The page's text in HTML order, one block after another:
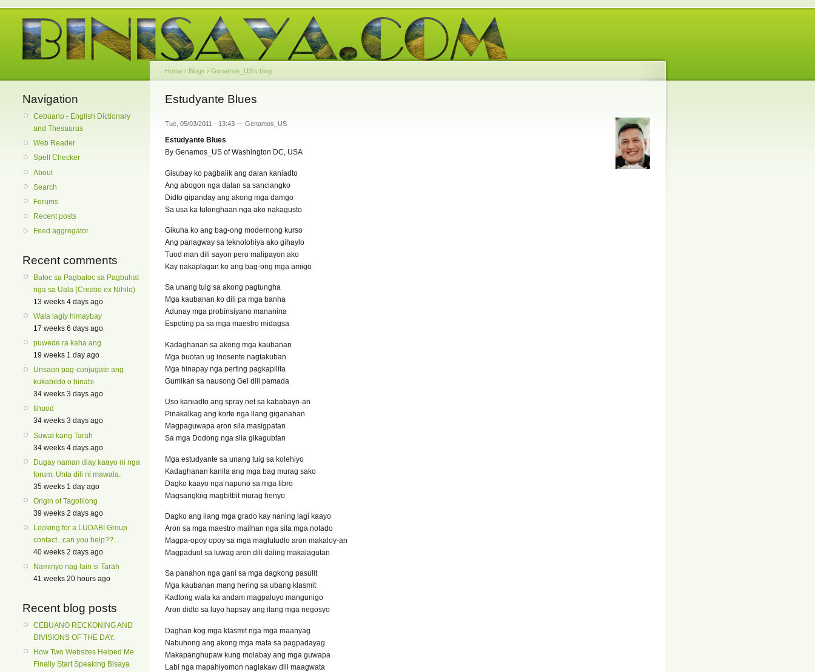
Navigation
Cebuano - English Dictionary
and Thesaurus
Web Reader
Spell Checker
About
Search
Forums
Recent posts
Feed aggregator
Recent comments
Batoc sa Pagbatoc sa Pagbuhat
nga sa Uala (Creatio ex Nihilo)
13 weeks 4 days ago
Wala lagiy himaybay
17 weeks 6 days ago
puwede ra kaha ang
19 weeks 1 day ago
Unsaon pag-conjugate ang
kukabildo o hinabi
34 weeks 3 days ago
tinuod
34 weeks 3 days ago
Suwat kang Tarah
34 weeks 4 days ago
Dugay naman diay kaayo ni nga
forum. Unta dili ni mawala.
35 weeks 1 day ago
Origin of Tagolilong
39 weeks 2 days ago
Looking for a LUDABI Group
contact...can you help??....
40 weeks 2 days ago
Naminyo nag lain si Tarah
41 weeks 20 hours ago
Recent blog posts
CEBUANO RECKONING AND
DIVISIONS OF THE DAY.
How Two Websites Helped Me
Finally Start Speaking Bisaya
Home › Blogs › Genamos_US's blog
Estudyante Blues
Tue, 05/03/2011 - 13:43 — Genamos_US
Estudyante Blues
By Genamos_US of Washington DC, USA
Gisubay ko pagbalik ang dalan kaniadto
Ang abogon nga dalan sa sanciangko
Didto gipanday ang akong mga damgo
Sa usa ka tulonghaan nga ako nakagusto
Gikuha ko ang bag-ong modernong kurso
Ang panagway sa teknolohiya ako gihaylo
Tuod man dili sayon pero malipayon ako
Kay nakaplagan ko ang bag-ong mga amigo
Sa unang tuig sa akong pagtungha
Mga kaubanan ko dili pa mga banha
Adunay mga probinsiyano mananina
Espoting pa sa mga maestro midagsa
Kadaghanan sa akong mga kaubanan
Mga buotan ug inosente nagtakuban
Mga hinapay nga perting pagkapilita
Gumikan sa nausong Gel dili pamada
Uso kaniadto ang spray net sa kababayn-an
Pinakalkag ang korte nga ilang giganahan
Magpaguwapa aron sila masigpatan
Sa mga Dodong nga sila gikagubtan
Mga estudyante sa unang tuig sa kolehiyo
Kadaghanan kanila ang mga bag murag sako
Dagko kaayo nga napuno sa mga libro
Magsangkiig magbitbit murag henyo
Dagko ang ilang mga grado kay naning lagi kaayo
Aron sa mga maestro mailhan nga sila mga notado
Magpa-opoy opoy sa mga magtutudlo aron makaloy-an
Magpaduol sa luwag aron dili daling makalagutan
Sa panahon nga gani sa mga dagkong pasulit
Mga kaubanan mang hering sa ubang klasmit
Kadtong wala ka andam magpaluyo mangunigo
Aron didto sa luyo hapsay ang ilang mga negosyo
Daghan kog mga klasmit nga mga maanyag
Nabuhong ang akong mga mata sa pagpadayag
Makapanghupaw kung molabay ang mga guwapa
Labi nga mapahiyomon naglakaw dili maagwata